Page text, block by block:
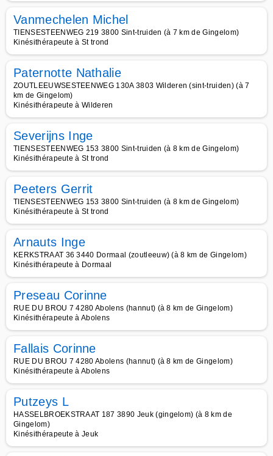
Vanmechelen Michel
TIENSESTEENWEG 219 3800 Sint-truiden (à 7 km de Gingelom)
Kinésithérapeute à St trond
Paternotte Nathalie
ZOUTLEEUWSESTEENWEG 130A 3803 Wilderen (sint-truiden) (à 7
km de Gingelom)
Kinésithérapeute à Wilderen
Severijns Inge
TIENSESTEENWEG 153 3800 Sint-truiden (à 8 km de Gingelom)
Kinésithérapeute à St trond
Peeters Gerrit
TIENSESTEENWEG 153 3800 Sint-truiden (à 8 km de Gingelom)
Kinésithérapeute à St trond
Arnauts Inge
KERKSTRAAT 36 3440 Dormaal (zoutleeuw) (à 8 km de Gingelom)
Kinésithérapeute à Dormaal
Preseau Corinne
RUE DU BROU 7 4280 Abolens (hannut) (à 8 km de Gingelom)
Kinésithérapeute à Abolens
Fallais Corinne
RUE DU BROU 7 4280 Abolens (hannut) (à 8 km de Gingelom)
Kinésithérapeute à Abolens
Putzeys L
HASSELBROEKSTRAAT 187 3890 Jeuk (gingelom) (à 8 km de
Gingelom)
Kinésithérapeute à Jeuk